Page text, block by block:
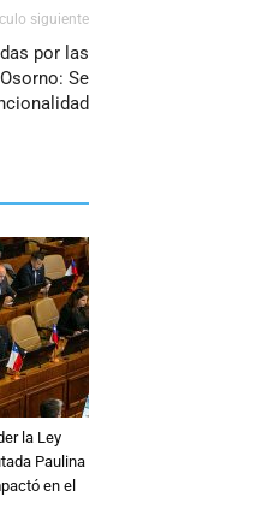
siguiente
por las
Se
la Ley
Paulina
en el